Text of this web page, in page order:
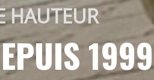
HAUTEUR
1999